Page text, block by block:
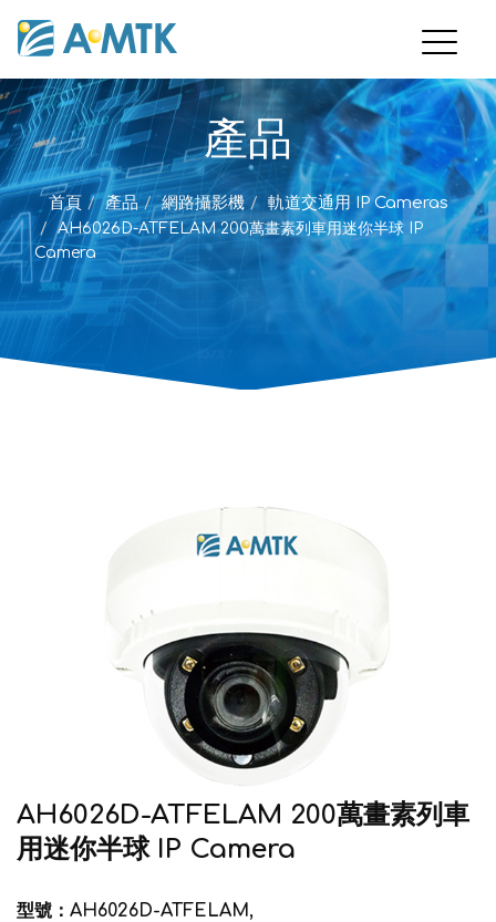
產品
首頁 產品 網路攝影機 軌道交通用 IP Cameras
AH6026D-ATFELAM 200萬畫素列車用迷你半球 IP
Camera
AH6026D-ATFELAM 200萬畫素列車
用迷你半球 IP Camera
型號：AH6026D-ATFELAM,